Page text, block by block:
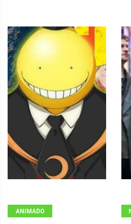
ANIMADO